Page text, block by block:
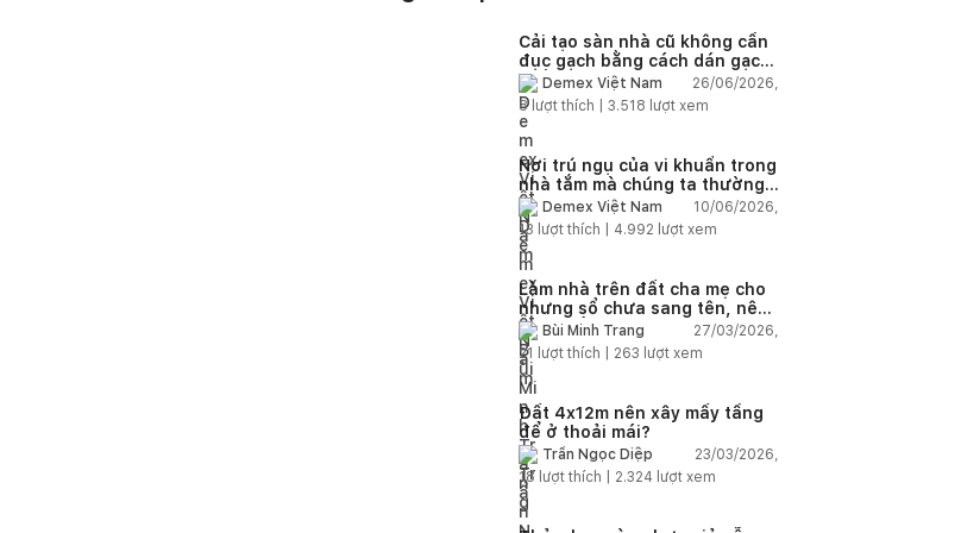
Cải tạo sàn nhà cũ không cần
đục gạch bằng cách dán gạch
chồng gạch có được không?
Demex Việt Nam
26/06/2026,
8lượt thích | 3.518 lượt xem
Nơi trú ngụ của vi khuẩn trong
nhà tắm mà chúng ta thường
bỏ qua
Demex Việt Nam
10/06/2026,
13 lượt thích | 4.992 lượt xem
Làm nhà trên đất cha mẹ cho
nhưng sổ chưa sang tên, nên
xem tuổi ai?
Bùi Minh Trang
27/03/2026,
21
lượt thích | 263 lượt xem
Đất 4x12m nên xây mấy tầng
để ở thoải mái?
Trần Ngọc Diệp
23/03/2026,
18 lượt thích | 2.324 lượt xem